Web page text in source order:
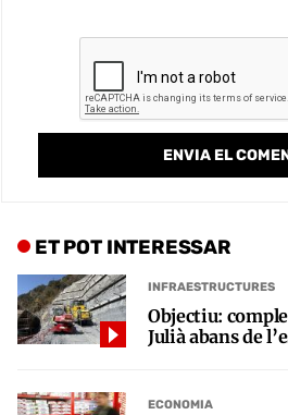
ET POT INTERESSAR
INFRAESTRUCTURES
Objectiu:
Julià abans de
ECONOMIA